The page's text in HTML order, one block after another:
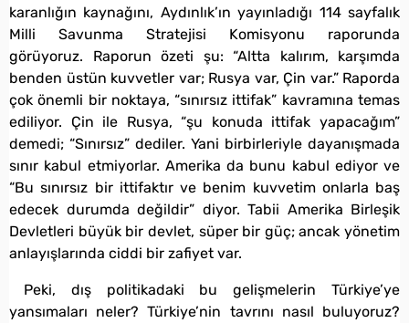
karanlığın kaynağını, Aydınlık’ın yayınladığı 114 sayfalık
Milli Savunma Stratejisi Komisyonu raporunda
görüyoruz. Raporun özeti şu: “Altta kalırım, karşımda
benden üstün kuvvetler var; Rusya var, Çin var.” Raporda
çok önemli bir noktaya, “sınırsız ittifak” kavramına temas
ediliyor. Çin ile Rusya, “şu konuda ittifak yapacağım”
demedi; “Sınırsız” dediler. Yani birbirleriyle dayanışmada
sınır kabul etmiyorlar. Amerika da bunu kabul ediyor ve
“Bu sınırsız bir ittifaktır ve benim kuvvetim onlarla baş
edecek durumda değildir” diyor. Tabii Amerika Birleşik
Devletleri büyük bir devlet, süper bir güç; ancak yönetim
anlayışlarında ciddi bir zafiyet var.
Peki, dış politikadaki bu gelişmelerin Türkiye’ye
yansımaları neler? Türkiye’nin tavrını nasıl buluyoruz?